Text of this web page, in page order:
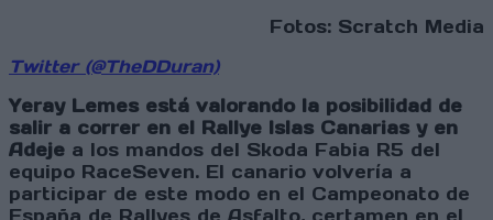
Fotos: Scratch Media
Twitter (@TheDDuran)
Yeray Lemes está valorando la posibilidad de
salir a correr en el Rallye Islas Canarias y en
Adeje a los mandos del Skoda Fabia R5 del
equipo RaceSeven. El canario volvería a
participar de este modo en el Campeonato de